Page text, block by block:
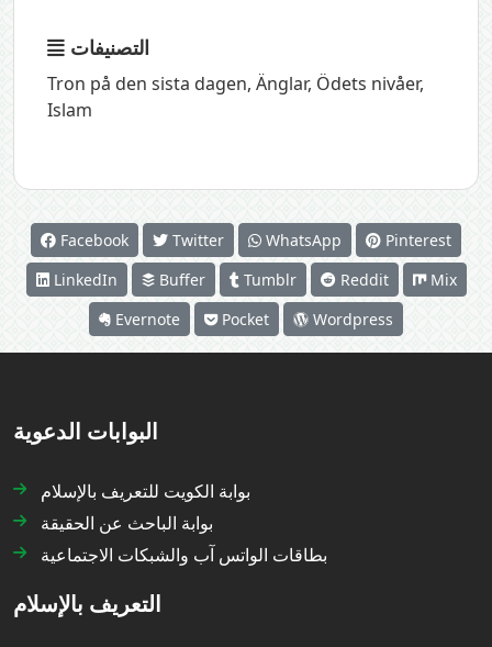
التصنيفات
Tron på den sista dagen, Änglar, Ödets nivåer,
Islam
Facebook Twitter WhatsApp
Pinterest
LinkedIn
Buffer Tumblr Reddit
Mix
Evernote
Pocket Wordpress
البوابات الدعوية
بوابة الكويت للتعريف بالإسلام
بوابة الباحث عن الحقيقة
بطاقات الواتس آب والشبكات الاجتماعية
التعريف بالإسلام